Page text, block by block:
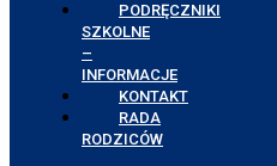
PODRĘCZNIKI
SZKOLNE
–
INFORMACJE
KONTAKT
RADA
RODZICÓW